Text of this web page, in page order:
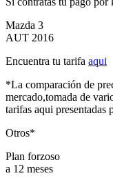
Mazda 3
AUT 2016
Encuentra tu tarifa aqui
*La comparación de
mercado,tomada de
tarifas aqui presentadas
Otros*
Plan forzoso
a 12 meses